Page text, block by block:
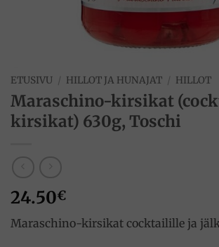
ETUSIVU / HILLOT JA HUNAJAT / HILLOT
Maraschino-kirsikat
kirsikat) 630g, Toschi
24.50€
Maraschino-kirsikat cocktailille ja